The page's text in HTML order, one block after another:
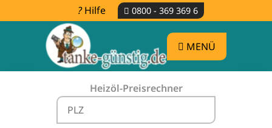
Hilfe 0800 - 369 369 6
MENÜ
Heizöl-Preisrechner